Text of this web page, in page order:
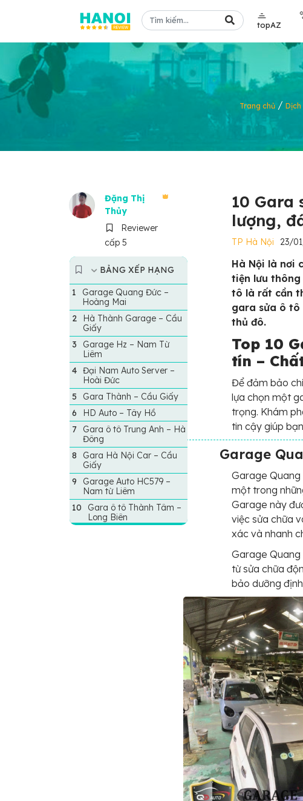
topAZ
Trang chủ / Dịch
Đặng Thị
Thủy
Reviewer
cấp 5
10 Gara
lượng,
TP Hà Nội 23/
BẢNG XẾP HẠNG
Garage Quang Đức –
Hoàng Mai
Hà Thành Garage – Cầu
Giấy
Garage Hz – Nam Từ
Liêm
Đại Nam Auto Server –
Hoài Đức
Gara Thành – Cầu Giấy
HD Auto – Tây Hồ
Gara ô tô Trung Anh – Hà
Đông
Gara Hà Nội Car – Cầu
Giấy
Garage Auto HC579 –
Nam từ Liêm
Gara ô tô Thành Tâm –
Long Biên
Hà Nội là nơi
tiện lưu thông
tô là rất cần
gara sửa ô tô
thủ đô.
Top 10
tín –
Để đảm bảo
lựa chọn một
trọng. Khám
tin cậy giúp
Garage
Garage
một trong
Garage này
việc sửa chữa
xác và nhanh
Garage
từ sửa chữa
bảo dưỡng